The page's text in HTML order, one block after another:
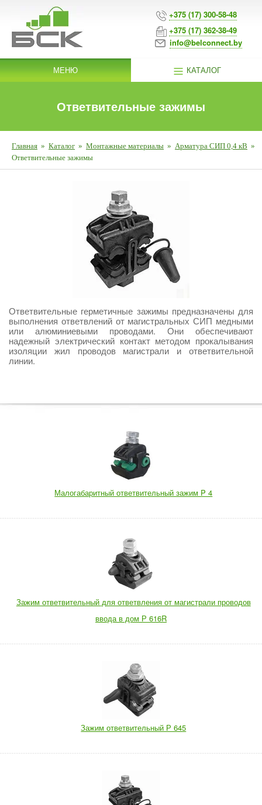
+375 (17) 300-58-48
+375 (17) 362-38-49
info@belconnect.by
МЕНЮ КАТАЛОГ
Ответвительные зажимы
Главная » Каталог » Монтажные материалы » Арматура СИП 0,4 кВ »
Ответвительные зажимы
Ответвительные герметичные зажимы предназначены для
выполнения ответвлений от магистральных СИП медными
или алюминиевыми проводами. Они обеспечивают
надежный электрический контакт методом прокалывания
изоляции жил проводов магистрали и ответвительной
линии.
Малогабаритный ответвительный зажим P 4
Зажим ответвительный для ответвления от магистрали проводов
ввода в дом Р 616R
Зажим ответвительный Р 645